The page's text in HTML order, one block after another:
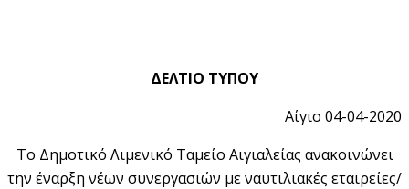
ΔΕΛΤΙΟ ΤΥΠΟΥ
Αίγιο 04-04-2020
Το Δημοτικό Λιμενικό Ταμείο Αιγιαλείας ανακοινώνει
την έναρξη νέων συνεργασιών με ναυτιλιακές εταιρείες/